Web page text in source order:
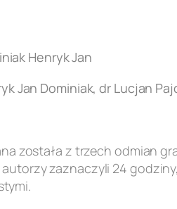
Henryk Jan
Jan Dominiak, dr Lucjan
została z trzech odmian
zaznaczyli 24